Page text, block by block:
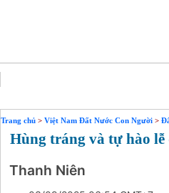
Trang chủ > Việt Nam Đất Nước Con Người >
Hùng tráng và tự hào
Thanh Niên